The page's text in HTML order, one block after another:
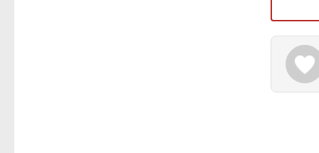
健康食品／サプ